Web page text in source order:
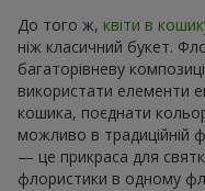
До того ж, квіти в
ніж класичний букет.
багаторівневу
використати елементи
кошика, поєднати
можливо в традиційній
— це прикраса для
флористики в одному